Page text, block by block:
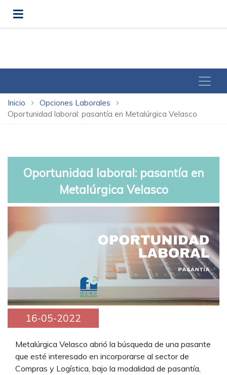
Inicio chevron_right Opciones Laborales chevron_right
Oportunidad laboral: pasantía en Metalúrgica Velasco
Oportunidad laboral: pasantía en
Metalúrgica Velasco
16-05-2022
Metalúrgica Velasco abrió la búsqueda de una pasante
que esté interesado en incorporarse al sector de
Compras y Logística, bajo la modalidad de pasantía,